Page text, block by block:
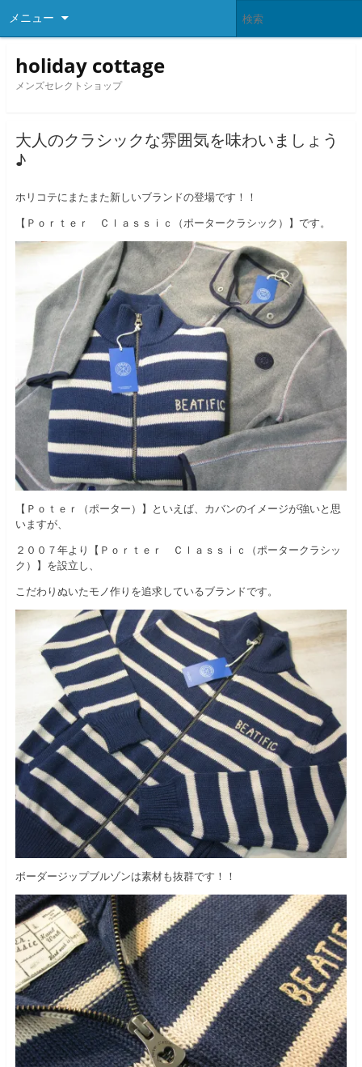
メニュー
holiday cottage
メンズセレクトショップ
大人のクラシックな雰囲気を味わいましょう
♪
ホリコテにまたまた新しいブランドの登場です！！
【Ｐｏｒｔｅｒ Ｃｌａｓｓｉｃ（ポータークラシック）】です。
【Ｐｏｔｅｒ（ポーター）】といえば、カバンのイメージが強いと思
いますが、
２００７年より【Ｐｏｒｔｅｒ Ｃｌａｓｓｉｃ（ポータークラシッ
ク）】を設立し、
こだわりぬいたモノ作りを追求しているブランドです。
ボーダージップブルゾンは素材も抜群です！！